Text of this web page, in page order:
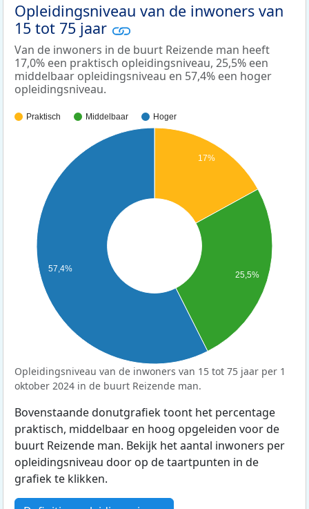
Opleidingsniveau van de inwoners van
15 tot 75 jaar
Van de inwoners in de buurt Reizende man heeft
17,0% een praktisch opleidingsniveau, 25,5% een
middelbaar opleidingsniveau en 57,4% een hoger
opleidingsniveau.
Praktisch Middelbaar Hoger
17%
25,5%
57,4%
Opleidingsniveau van de inwoners van 15 tot 75 jaar per 1
oktober 2024 in de buurt Reizende man.
Bovenstaande donutgrafiek toont het percentage
praktisch, middelbaar en hoog opgeleiden voor de
buurt Reizende man. Bekijk het aantal inwoners per
opleidingsniveau door op de taartpunten in de
grafiek te klikken.